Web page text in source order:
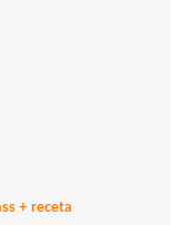
+ receta